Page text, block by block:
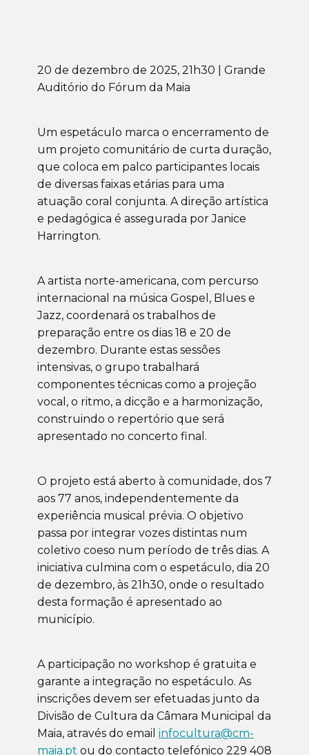
20 de dezembro de 2025, 21h30 | Grande
Auditório do Fórum da Maia
Um espetáculo marca o encerramento de
um projeto comunitário de curta duração,
que coloca em palco participantes locais
de diversas faixas etárias para uma
atuação coral conjunta. A direção artística
e pedagógica é assegurada por Janice
Harrington.
A artista norte-americana, com percurso
internacional na música Gospel, Blues e
Jazz, coordenará os trabalhos de
preparação entre os dias 18 e 20 de
dezembro. Durante estas sessões
intensivas, o grupo trabalhará
componentes técnicas como a projeção
vocal, o ritmo, a dicção e a harmonização,
construindo o repertório que será
apresentado no concerto final.
O projeto está aberto à comunidade, dos 7
aos 77 anos, independentemente da
experiência musical prévia. O objetivo
passa por integrar vozes distintas num
coletivo coeso num período de três dias. A
iniciativa culmina com o espetáculo, dia 20
de dezembro, às 21h30, onde o resultado
desta formação é apresentado ao
município.
A participação no workshop é gratuita e
garante a integração no espetáculo. As
inscrições devem ser efetuadas junto da
Divisão de Cultura da Câmara Municipal da
Maia, através do email infocultura@cm-
maia.pt ou do contacto telefónico 229 408